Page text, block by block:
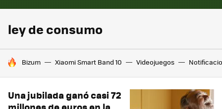
ley de consumo
HOY SE HABLA DE
Bizum Xiaomi Smart Band 10 Videojuegos
Una jubilada ganó casi 72